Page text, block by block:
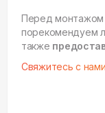
Перед монтажом
порекомендуем
также
Свяжитесь с